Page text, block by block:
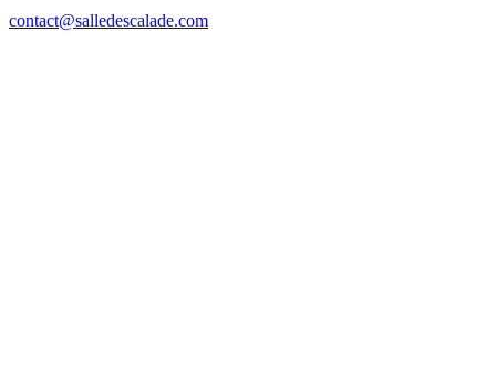
contact@salledescalade.com